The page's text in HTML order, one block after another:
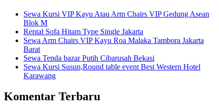
Sewa Kursi VIP Kayu Atau Arm Chairs VIP Gedung Asean
Blok M
Rental Sofa Hitam Type Single Jakarta
Sewa Arm Chairs VIP Kayu Roa Malaka Tambora Jakarta
Barat
Sewa Tenda bazar Putih Cibarusah Bekasi
Sewa Kursi Susun,Round table event Best Western Hotel
Karawang
Komentar Terbaru